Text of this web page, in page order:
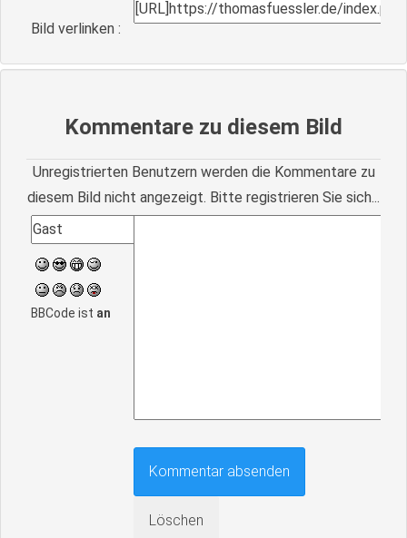
Bild verlinken :
Kommentare zu diesem Bild
Unregistrierten Benutzern werden die Kommentare zu
diesem Bild nicht angezeigt. Bitte registrieren Sie sich...
BBCode ist an